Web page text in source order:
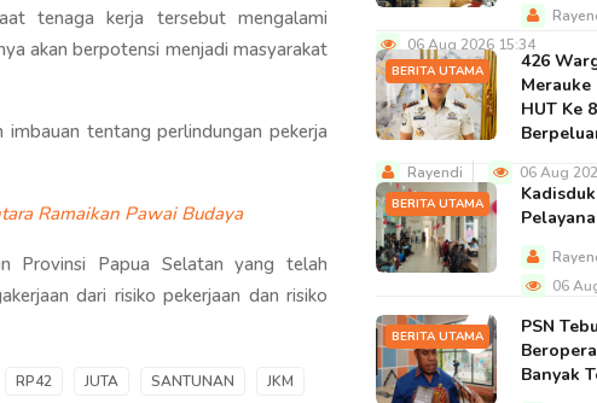
tenaga kerja tersebut mengalami
akan berpotensi menjadi masyarakat
tentang perlindungan pekerja
Ramaikan Pawai Budaya
Provinsi Papua Selatan yang telah
dari risiko pekerjaan dan risiko
RP42 JUTA SANTUNAN
JKM
06 Aug 2026 15:34
BERITA UTAMA
426
HUT Ke
Rayendi 06 Aug
BERITA UTAMA
06
BERITA UTAMA
PSN
Banyak